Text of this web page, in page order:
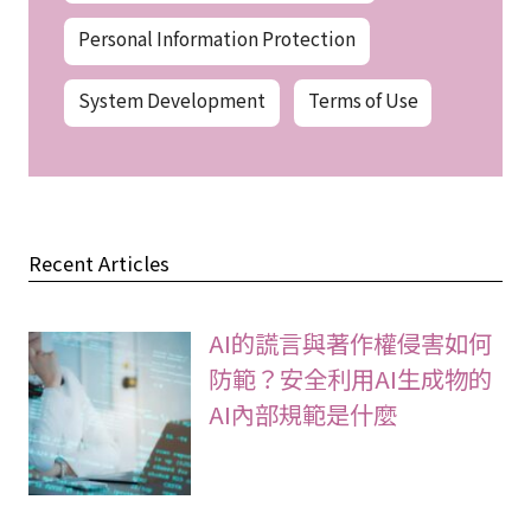
Personal Information Protection
System Development Terms of Use
Recent Articles
AI的謊言與著作權侵害如何
防範？安全利用AI生成物的
AI內部規範是什麼